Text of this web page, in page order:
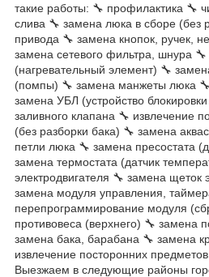
такие работы: 🔧 профилактика 🔧
слива 🔧 замена люка в сборе (без
привода 🔧 замена кнопок, ручек,
замена сетевого фильтра, шнура
(нагревательный элемент) 🔧
(помпы) 🔧 замена манжеты люка
замена УБЛ (устройство
заливного клапана 🔧 извлечение
(без разборки бака) 🔧 замена
петли люка 🔧 замена пресостата
замена термостата (датчик
электродвигателя 🔧 замена щеток
замена модуля управления,
перепрограммирование модуля
противовеса (верхнего) 🔧 замена
замена бака, барабана 🔧 замена
извлечение посторонних
Выезжаем в следующие районы